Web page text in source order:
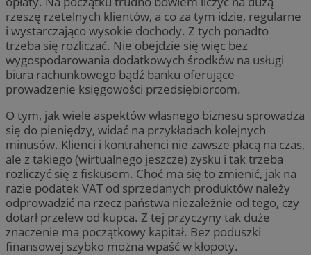
rzeszę rzetelnych klientów, a co za tym idzie, regularne
i wystarczająco wysokie dochody. Z tych ponadto
trzeba się rozliczać. Nie obejdzie się więc bez
wygospodarowania dodatkowych środków na usługi
biura rachunkowego bądź banku oferujące
prowadzenie księgowości przedsiębiorcom.
O tym, jak wiele aspektów własnego biznesu sprowadza
się do pieniędzy, widać na przykładach kolejnych
minusów. Klienci i kontrahenci nie zawsze płacą na czas,
ale z takiego (wirtualnego jeszcze) zysku i tak trzeba
rozliczyć się z fiskusem. Choć ma się to zmienić, jak na
razie podatek VAT od sprzedanych produktów należy
odprowadzić na rzecz państwa niezależnie od tego, czy
dotarł przelew od kupca. Z tej przyczyny tak duże
znaczenie ma początkowy kapitał. Bez poduszki
finansowej szybko można wpaść w kłopoty.